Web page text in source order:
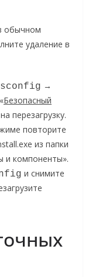
обычном
удаление в
→
Безопасный
перезагрузку.
повторите
из папки
и компоненты».
и снимите